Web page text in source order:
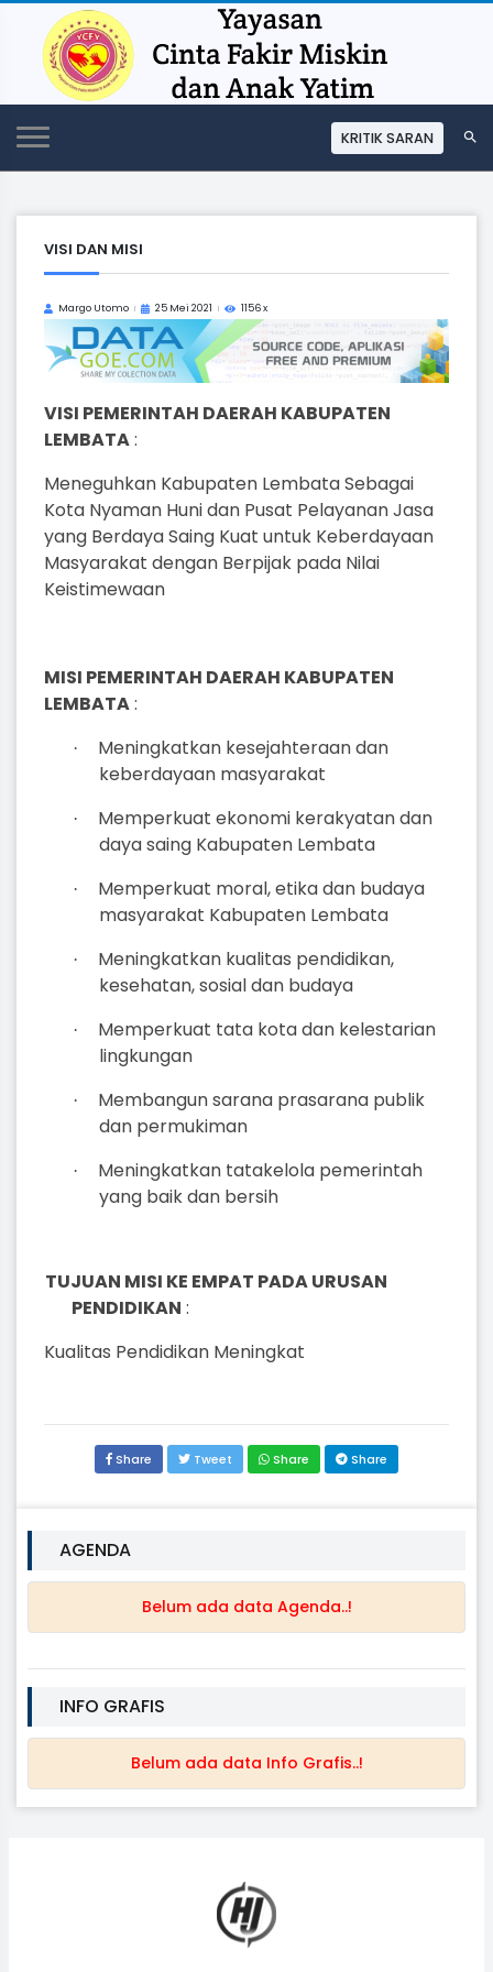
KRITIK SARAN
VISI DAN MISI
Margo Utomo 25 Mei 2021 1156 x
VISI PEMERINTAH DAERAH KABUPATEN
LEMBATA:
Meneguhkan Kabupaten Lembata Sebagai
Kota Nyaman Huni dan Pusat Pelayanan Jasa
yang Berdaya Saing Kuat untuk Keberdayaan
Masyarakat dengan Berpijak pada Nilai
Keistimewaan
MISI PEMERINTAH DAERAH KABUPATEN
LEMBATA:
·
Meningkatkan kesejahteraan dan
keberdayaan masyarakat
·
Memperkuat ekonomi kerakyatan dan
daya saing Kabupaten Lembata
·
Memperkuat moral, etika dan budaya
masyarakat Kabupaten Lembata
·
Meningkatkan kualitas pendidikan,
kesehatan, sosial dan budaya
·
Memperkuat tata kota dan kelestarian
lingkungan
·
Membangun sarana prasarana publik
dan permukiman
·
Meningkatkan tatakelola pemerintah
yang baik dan bersih
TUJUAN MISI KE EMPAT PADA URUSAN
PENDIDIKAN :
Kualitas Pendidikan Meningkat
Share Tweet Share Share
AGENDA
Belum ada data Agenda..!
INFO GRAFIS
Belum ada data Info Grafis..!